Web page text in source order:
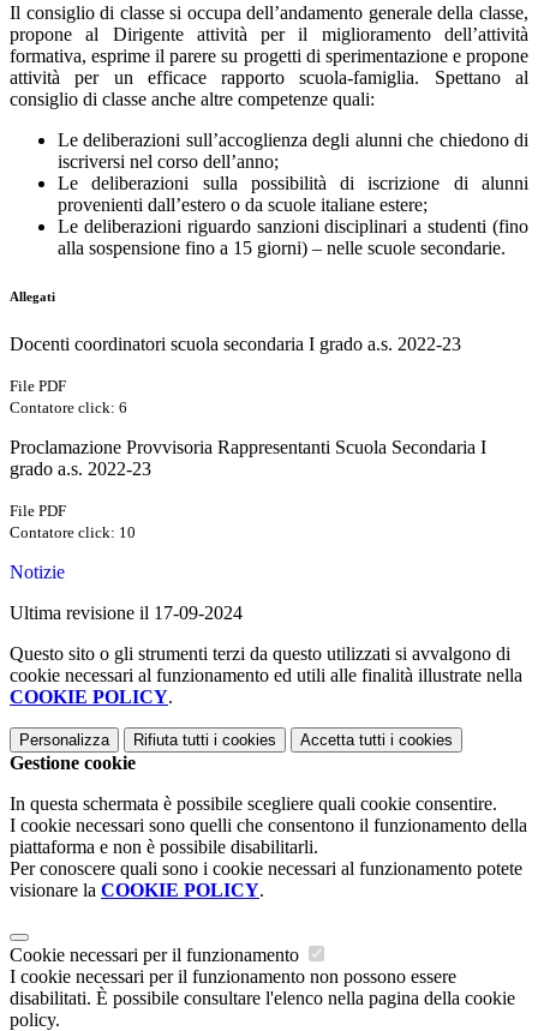
Il consiglio di classe si occupa dell’andamento generale della classe,
propone al Dirigente attività per il miglioramento dell’attività
formativa, esprime il parere su progetti di sperimentazione e propone
attività per un efficace rapporto scuola-famiglia. Spettano al
consiglio di classe anche altre competenze quali:
Le deliberazioni sull’accoglienza degli alunni che chiedono di
iscriversi nel corso dell’anno;
Le deliberazioni sulla possibilità di iscrizione di alunni
provenienti dall’estero o da scuole italiane estere;
Le deliberazioni riguardo sanzioni disciplinari a studenti (fino
alla sospensione fino a 15 giorni) – nelle scuole secondarie.
Allegati
Docenti coordinatori scuola secondaria I grado a.s. 2022-23
File PDF
Contatore click: 6
Proclamazione Provvisoria Rappresentanti Scuola Secondaria I
grado a.s. 2022-23
File PDF
Contatore click: 10
Notizie
Ultima revisione il 17-09-2024
Questo sito o gli strumenti terzi da questo utilizzati si avvalgono di
cookie necessari al funzionamento ed utili alle finalità illustrate nella
COOKIE POLICY.
Personalizza Rifiuta tutti i cookies Accetta tutti i cookies
Gestione cookie
In questa schermata è possibile scegliere quali cookie consentire.
I cookie necessari sono quelli che consentono il funzionamento della
piattaforma e non è possibile disabilitarli.
Per conoscere quali sono i cookie necessari al funzionamento potete
visionare la COOKIE POLICY.
Cookie necessari per il funzionamento
I cookie necessari per il funzionamento non possono essere
disabilitati. È possibile consultare l'elenco nella pagina della cookie
policy.